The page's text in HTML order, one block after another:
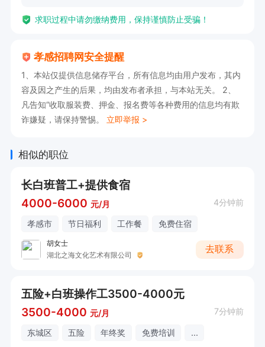
求职过程中请勿缴纳费用，保持谨慎防止受骗！
孝感招聘网安全提醒
1、本站仅提供信息储存平台，所有信息均由用户发布，其内
容及因之产生的后果，均由发布者承担，与本站无关。 2、
凡告知“收取服装费、押金、报名费等各种费用的信息均有欺
诈嫌疑，请保持警惕。 立即举报 >
相似的职位
长白班普工+提供食宿
4000-6000 元/月 4分钟前
孝感市 节日福利 工作餐 免费住宿
胡女士
湖北之海文化艺术有限公司
去联系
五险+白班操作工3500-4000元
3500-4000 元/月 7分钟前
东城区 五险 年终奖 免费培训 ...